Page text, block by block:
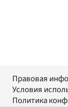
Правовая
Условия
Политика